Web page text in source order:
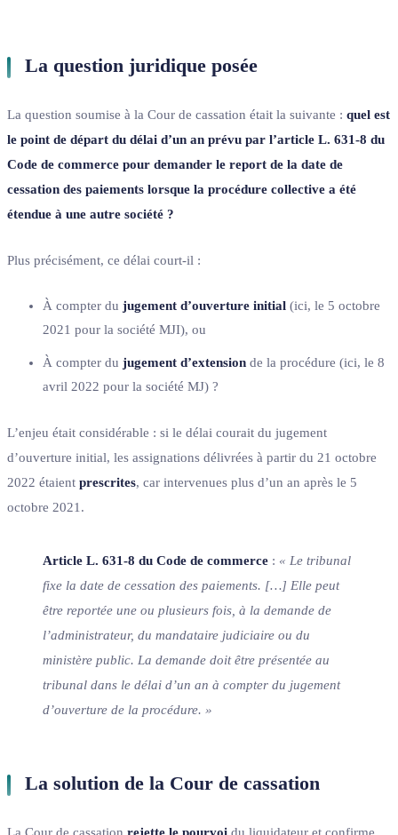
La question juridique posée
La question soumise à la Cour de cassation était la suivante : quel est
le point de départ du délai d’un an prévu par l’article L. 631-8 du
Code de commerce pour demander le report de la date de
cessation des paiements lorsque la procédure collective a été
étendue à une autre société ?
Plus précisément, ce délai court-il :
À compter du jugement d’ouverture initial (ici, le 5 octobre
2021 pour la société MJI), ou
À compter du jugement d’extension de la procédure (ici, le 8
avril 2022 pour la société MJ) ?
L’enjeu était considérable : si le délai courait du jugement
d’ouverture initial, les assignations délivrées à partir du 21 octobre
2022 étaient prescrites, car intervenues plus d’un an après le 5
octobre 2021.
Article L. 631-8 du Code de commerce : « Le tribunal
fixe la date de cessation des paiements. […] Elle peut
être reportée une ou plusieurs fois, à la demande de
l’administrateur, du mandataire judiciaire ou du
ministère public. La demande doit être présentée au
tribunal dans le délai d’un an à compter du jugement
d’ouverture de la procédure. »
La solution de la Cour de cassation
La Cour de cassation rejette le pourvoi du liquidateur et confirme